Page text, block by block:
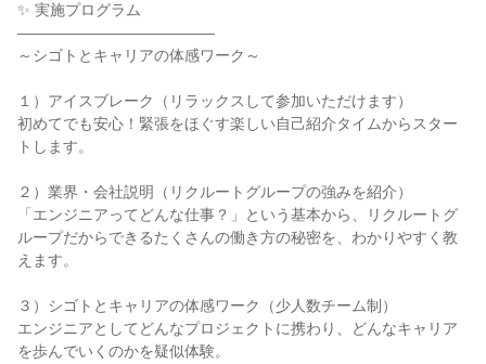
✨ 実施プログラム
―――――――――――――
～シゴトとキャリアの体感ワーク～
１）アイスブレーク（リラックスして参加いただけます）
初めてでも安心！緊張をほぐす楽しい自己紹介タイムからスター
トします。
２）業界・会社説明（リクルートグループの強みを紹介）
「エンジニアってどんな仕事？」という基本から、リクルートグ
ループだからできるたくさんの働き方の秘密を、わかりやすく教
えます。
３）シゴトとキャリアの体感ワーク（少人数チーム制）
エンジニアとしてどんなプロジェクトに携わり、どんなキャリア
を歩んでいくのかを疑似体験。